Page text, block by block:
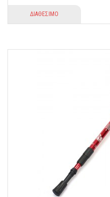
ΔΙΑΘΕΣΙΜΟ
Ρυθμιζόμενου ύψους: 74-97 cm.